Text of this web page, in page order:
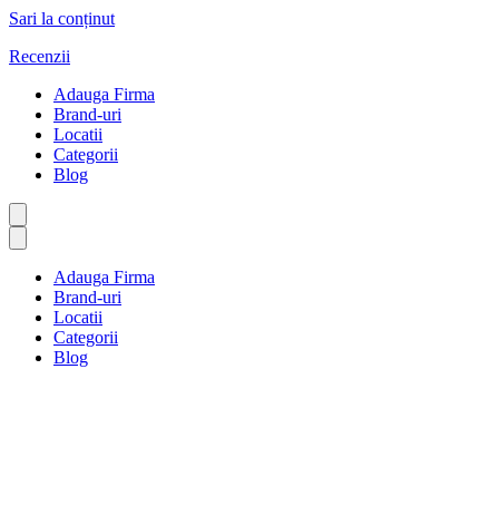
Sari la conținut
Recenzii
Adauga Firma
Brand-uri
Locatii
Categorii
Blog
Adauga Firma
Brand-uri
Locatii
Categorii
Blog